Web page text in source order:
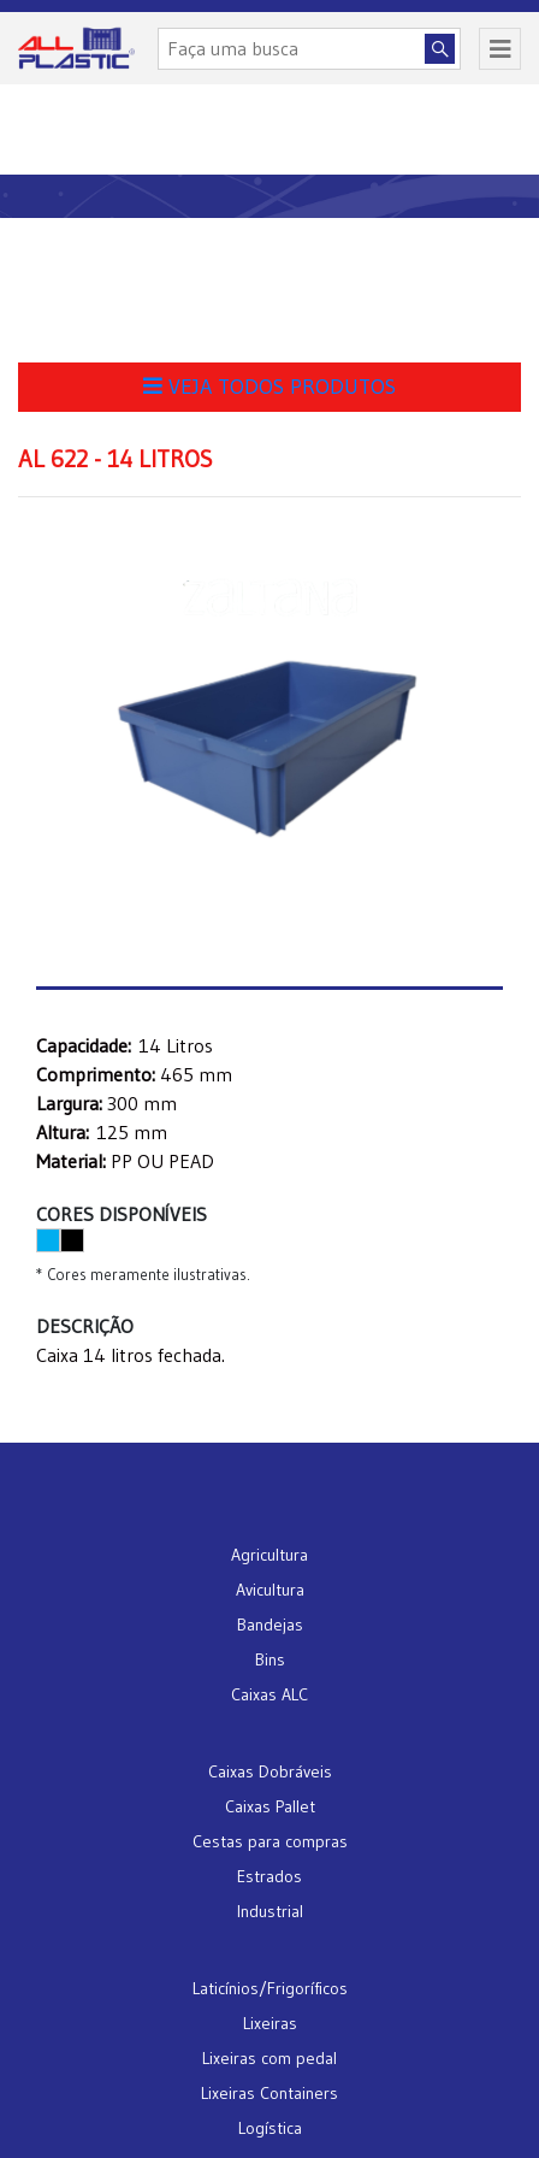
VEJA TODOS PRODUTOS
AL 622 - 14 LITROS
Capacidade: 14 Litros
Comprimento: 465 mm
Largura: 300 mm
Altura: 125 mm
Material: PP OU PEAD
CORES DISPONÍVEIS
* Cores meramente ilustrativas.
DESCRIÇÃO
Caixa 14 litros fechada.
Agricultura
Avicultura
Bandejas
Bins
Caixas ALC
Caixas Dobráveis
Caixas Pallet
Cestas para compras
Estrados
Industrial
Laticínios/Frigoríficos
Lixeiras
Lixeiras com pedal
Lixeiras Containers
Logística